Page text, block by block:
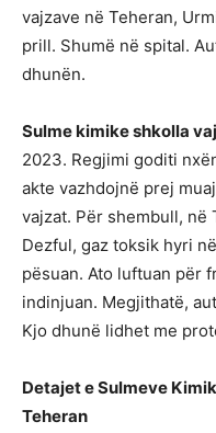
vajzave në Teheran,
prill. Shumë në spital.
dhunën.
Sulme kimike shkolla
2023. Regjimi goditi
akte vazhdojnë prej
vajzat. Për shembull, në
Dezful, gaz toksik hyri
pësuan. Ato luftuan për
indinjuan. Megjithatë,
Kjo dhunë lidhet me
Detajet e Sulmeve
Teheran